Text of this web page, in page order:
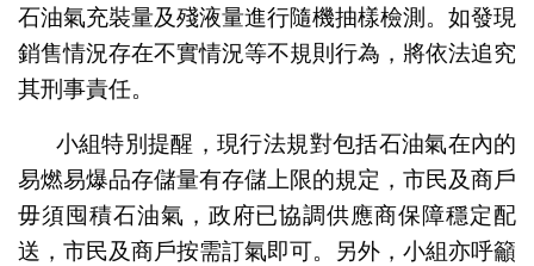
石油氣充裝量及殘液量進行隨機抽樣檢測。如發現
銷售情況存在不實情況等不規則行為，將依法追究
其刑事責任。
小組特別提醒，現行法規對包括石油氣在內的
易燃易爆品存儲量有存儲上限的規定，市民及商戶
毋須囤積石油氣，政府已協調供應商保障穩定配
送，市民及商戶按需訂氣即可。另外，小組亦呼籲